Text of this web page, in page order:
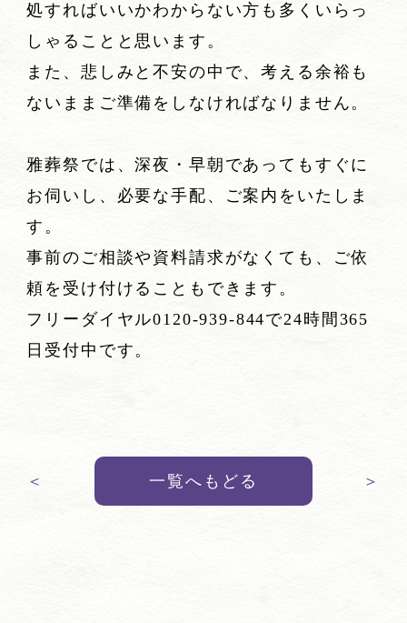
処すればいいかわからない方も多くいらっ
しゃることと思います。
また、悲しみと不安の中で、考える余裕も
ないままご準備をしなければなりません。
雅葬祭では、深夜・早朝であってもすぐに
お伺いし、必要な手配、ご案内をいたしま
す。
事前のご相談や資料請求がなくても、ご依
頼を受け付けることもできます。
フリーダイヤル0120-939-844で24時間365
日受付中です。
＜ 一覧へもどる ＞